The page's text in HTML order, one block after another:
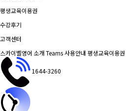
평생교육이용권
수강후기
고객센터
스카이벨영어 소개Teams 사용안내 평생교육이용권
1644-3260